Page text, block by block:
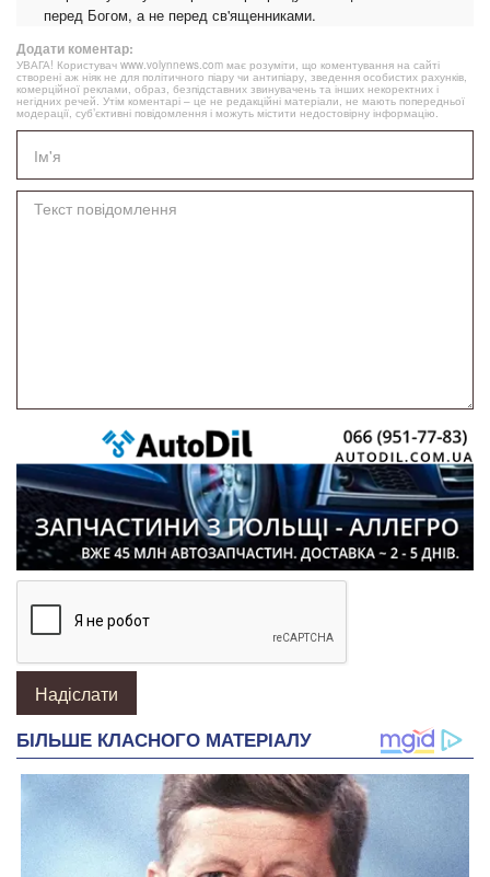
перед Богом, а не перед св'ященниками.
Додати коментар:
УВАГА! Користувач www.volynnews.com має розуміти, що коментування на сайті
створені аж ніяк не для політичного піару чи антипіару, зведення особистих рахунків,
комерційної реклами, образ, безпідставних звинувачень та інших некоректних і
негідних речей. Утім коментарі – це не редакційні матеріали, не мають попередньої
модерації, суб’єктивні повідомлення і можуть містити недостовірну інформацію.